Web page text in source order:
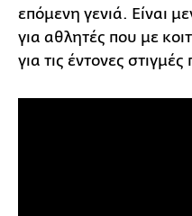
επόμενη γενιά. Είναι
για αθλητές που με
για τις έντονες